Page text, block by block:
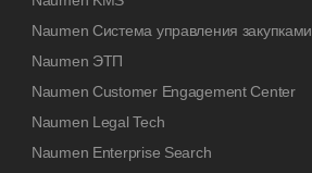
Naumen Система управления закупками
Naumen ЭТП
Naumen Customer Engagement Center
Naumen Legal Tech
Naumen Enterprise Search